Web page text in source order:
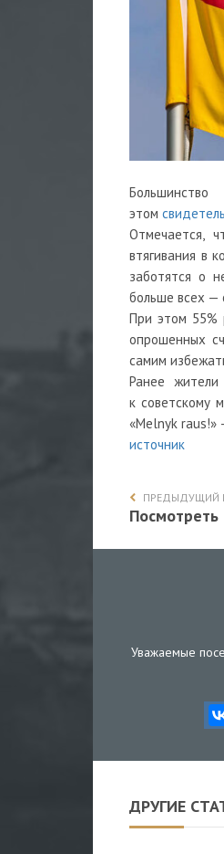
этом
Отмечается,
втягивания в
заботятся о
больше всех —
При этом 55%
опрошенных
самим
Ранее жители
к советскому
«Melnyk raus!»
источник
ПРЕДЫДУЩИЙ
Посмотреть
Уважаемые
ДРУГИЕ